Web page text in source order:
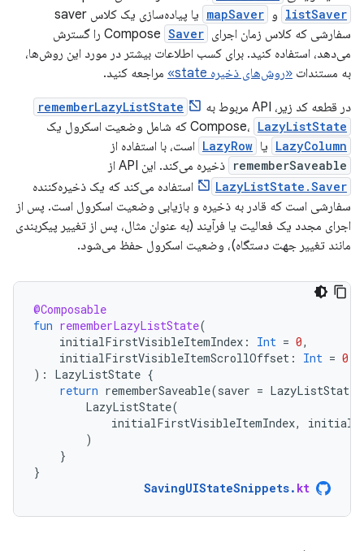
listSaver و mapSaver
یا پیاده‌سازی یک کلاس saver
سفارشی که کلاس زمان اجرای Compose Saver
را گسترش
می‌دهد، استفاده کنید. برای کسب اطلاعات بیشتر در مورد این روش‌ها،
به مستندات «روش‌های ذخیره state» مراجعه کنید.
در قطعه کد زیر، API مربوط به rememberLazyListState
Compose، LazyListState که شامل وضعیت اسکرول یک
LazyColumn یا LazyRow است، با استفاده از
rememberSaveable ذخیره می‌کند. این API از
LazyListState.Saver
استفاده می‌کند که یک ذخیره‌کننده
سفارشی است که قادر به ذخیره و بازیابی وضعیت اسکرول است. پس از
اجرای مجدد یک فعالیت یا فرآیند (به عنوان مثال، پس از تغییر پیکربندی
مانند تغییر جهت دستگاه)، وضعیت اسکرول حفظ می‌شود.
@Composable
fun rememberLazyListState(
initialFirstVisibleItemIndex : Int = 0,
initialFirstVisibleItemScrollOffset : Int = 0
):
LazyListState {
return rememberSaveable(saver = LazyListState
LazyListState(
initialFirstVisibleItemIndex,
)
}
}
SavingUIStateSnippets. kt